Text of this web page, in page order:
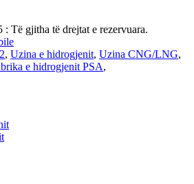
Të gjitha të drejtat e rezervuara.
, Uzina e hidrogjenit, Uzina CNG/LNG,
e hidrogjenit PSA,